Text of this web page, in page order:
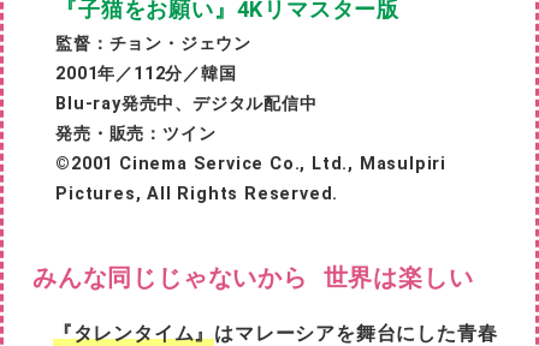
『子猫をお願い 』 4Kリマスター版
監督：チョン・ジェウン
2001年／112分／韓国
Blu-ray発売中、デジタル配信中
発売・販売：ツイン
©2001 Cinema Service Co., Ltd., Masulpiri
Pictures, All Rights Reserved.
みんな同じじゃないから 世界は楽しい
『タレンタイム』 はマレーシアを舞台にした青春